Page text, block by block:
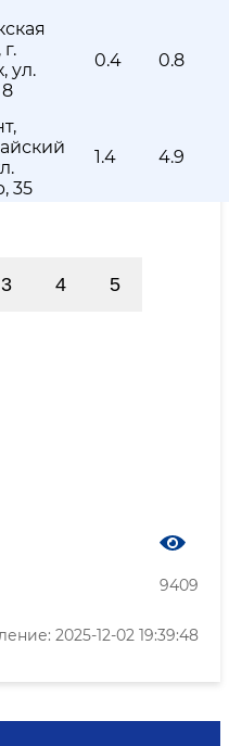
ул.
0.4 0.8
35
1.4 4.9
3 4 5
9409
2025-12-02 19:39:48